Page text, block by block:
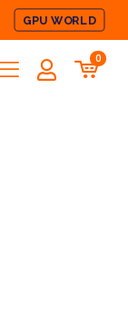
GPU WORLD
0